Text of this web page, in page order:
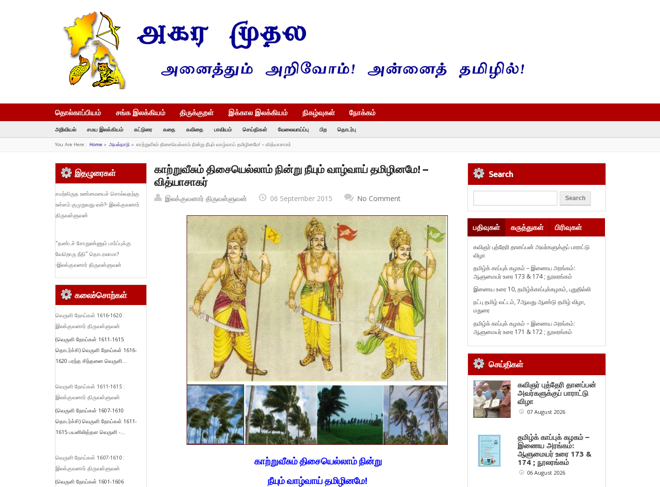
தொல்காப்பியம் சங்க இலக்கியம் திருக்குறள் இக்கால இலக்கியம் நிகழ்வுகள் நோக்கம்
அறிவியல் சமய இலக்கியம் கட்டுரை கதை கவிதை பாவியம் செய்திகள் வேலைவாய்ப்பு பிற தொடர்பு
You Are Here : Home» அயல்நாடு» காற்றுவீசும் திசையெல்லாம் நின்று நீயும் வாழ்வாய் தமிழினமே! – வித்யாசாகர்
காற்றுவீசும் திசையெல்லாம் நின்று நீயும் வாழ்வாய் தமிழினமே! –
வித்யாசாகர்
இலக்குவனார் திருவள்ளுவன் 06 September 2015 No Comment
காற்றுவீசும் திசையெல்லாம் நின்று
நீயும் வாழ்வாய் தமிழினமே!
இதழுரைகள்
சமற்கிருத உண்மையைச் சொல்வதற்கு
உள்ளம் குமுறுவது ஏன்?- இலக்குவனார்
திருவள்ளுவன்
“தண்டச் சோறுண்ணும் பார்ப்புக்கு
வேறொரு நீதி” தொடரலாமா?
-இலக்குவனார் திருவள்ளுவன்
கலைச்சொற்கள்
வெருளி நோய்கள் 1616-1620 :
இலக்குவனார் திருவள்ளுவன்
(வெருளி நோய்கள் 1611-1615
தொடர்ச்சி) வெருளி நோய்கள் 1616-
1620 பரந்த சிந்தனை வெருளி...
வெருளி நோய்கள் 1611-1615 :
இலக்குவனார் திருவள்ளுவன்
(வெருளி நோய்கள் 1607-1610
தொடர்ச்சி) வெருளி நோய்கள் 1611-
1615 பயனிலித்தள வெருளி -...
வெருளி நோய்கள் 1607-1610 :
இலக்குவனார் திருவள்ளுவன்
(வெருளி நோய்கள் 1601-1606
Search
பதிவுகள் கருத்துகள் பிரிவுகள்
கவிஞர் புத்தேரி தானப்பன் அவர்களுக்குப் பாராட்டு
விழா
தமிழ்க் காப்புக் கழகம் – இணைய அரங்கம்:
ஆளுமையர் உரை 173 & 174 ; நூலரங்கம்
இணைய உரை 10, தமிழ்க்காப்புக்கழகம், புதுதில்லி
நட்பு தமிழ் வட்டம், 7ஆவது ஆண்டு தமிழ் விழா,
மதுரை
தமிழ்க் காப்புக் கழகம் – இணைய அரங்கம்:
ஆளுமையர் உரை 171 & 172 ; நூலரங்கம்
செய்திகள்
கவிஞர் புத்தேரி தானப்பன்
அவர்களுக்குப் பாராட்டு
விழா
07 August 2026
தமிழ்க் காப்புக் கழகம் –
இணைய அரங்கம்:
ஆளுமையர் உரை 173 &
174 ; நூலரங்கம்
06 August 2026